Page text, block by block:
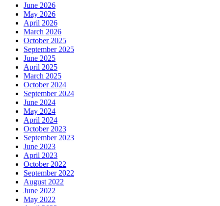
June 2026
May 2026
April 2026
March 2026
October 2025
September 2025
June 2025
April 2025
March 2025
October 2024
September 2024
June 2024
May 2024
April 2024
October 2023
September 2023
June 2023
April 2023
October 2022
September 2022
August 2022
June 2022
May 2022